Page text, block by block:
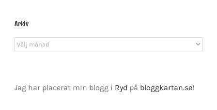
Arkiv
Arkiv
Jag har placerat min blogg i Ryd på bloggkartan.se!